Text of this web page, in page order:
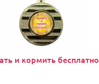
и кормить бесплатно